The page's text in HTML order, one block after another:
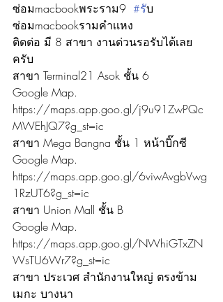
ซ่อมmacbookพระราม9 #รับ
ซ่อมmacbookรามคำเเหง
ติดต่อ มี 8 สาขา งานด่วนรอรับได้เลย
ครับ
สาขา Terminal21 Asok ชั้น 6
Google Map.
https://maps.app.goo.gl/j9u91ZwPQc
MWEhJQ7?g_st=ic
สาขา Mega Bangna ชั้น 1 หน้าบิ๊กซี
Google Map.
https://maps.app.goo.gl/6viwAvgbVwg
1RzUT6?g_st=ic
สาขา Union Mall ชั้น B
Google Map.
https://maps.app.goo.gl/NWhiGTxZN
WsTU6Wr7?g_st=ic
สาขา ประเวศ สำนักงานใหญ่ ตรงข้าม
เมกะ บางนา